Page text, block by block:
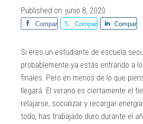
Published on: junio 8, 2020
Comparte Comparte Comparte
Si eres un estudiante de escuela
probablemente ya estás entrando a
finales. Pero en menos de lo que
llegará. El verano es ciertamente el
relajarse, socializar y recargar
todo, has trabajado duro durante el